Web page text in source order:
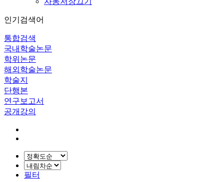
인기검색어
통합검색
국내학술논문
학위논문
해외학술논문
학술지
단행본
연구보고서
공개강의
필터